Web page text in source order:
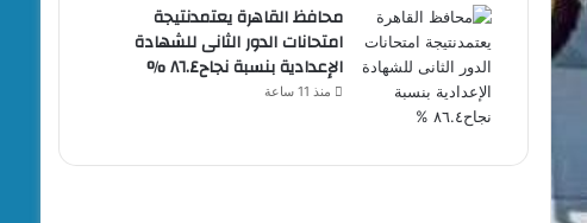
محافظ القاهرة يعتمدنتيجة
امتحانات الدور الثانى للشهادة
الإعدادية بنسبة نجاح٨٦.٤ %
منذ 11 ساعة